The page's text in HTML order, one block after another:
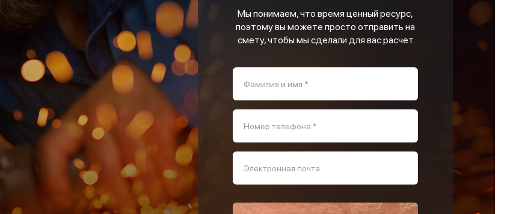
Мы понимаем, что время ценный ресурс,
поэтому вы можете просто отправить на
смету, чтобы мы сделали для вас расчет
Фамилия и имя *
Номер телефона *
Электронная почта